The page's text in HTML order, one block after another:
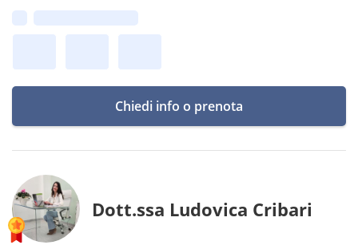
Chiedi info o prenota
Dott.ssa Ludovica Cribari